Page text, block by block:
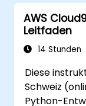
AWS
Leitfaden
14 Stunden
Diese
Schweiz
Python-